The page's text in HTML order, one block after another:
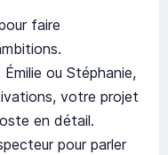
faire
ou Stéphanie,
votre projet
en détail.
pour parler